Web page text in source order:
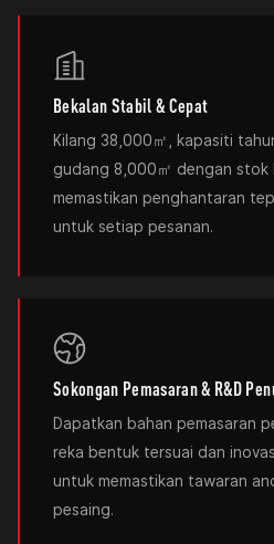
Bekalan Stabil & Cepat
Kilang 38,000㎡, kapasiti
gudang 8,000㎡ dengan stok
memastikan penghantaran
untuk setiap pesanan.
Sokongan Pemasaran & R&D
Dapatkan bahan pemasaran
reka bentuk tersuai dan
untuk memastikan tawaran
pesaing.